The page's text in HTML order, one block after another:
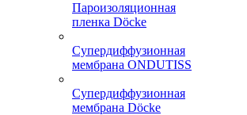
Пароизоляционная
пленка Döcke
Супердиффузионная
мембрана ONDUTISS
Супердиффузионная
мембрана Döcke